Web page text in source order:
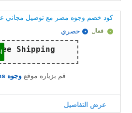
كود خصم وجوه مصر مع توصيل مجاني عند
فعال حصري
قم بزياره موقع وجوه Faces
عرض التفاصيل